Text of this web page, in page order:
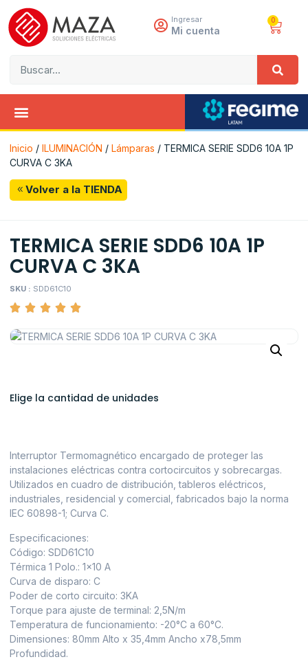
Ingresar
Mi cuenta
0
Inicio / ILUMINACIÓN / Lámparas / TERMICA SERIE SDD6 10A 1P
CURVA C 3KA
Volver a la TIENDA
TERMICA SERIE SDD6 10A 1P
CURVA C 3KA
SKU : SDD61C10
Elige la cantidad de unidades
Interruptor Termomagnético encargado de proteger las
instalaciones eléctricas contra cortocircuitos y sobrecargas.
Utilizados en cuadro de distribución, tableros eléctricos,
industriales, residencial y comercial, fabricados bajo la norma
IEC 60898-1; Curva C.
Especificaciones:
Código: SDD61C10
Térmica 1 Polo.: 1×10 A
Curva de disparo: C
Poder de corto circuito: 3KA
Torque para ajuste de terminal: 2,5N/m
Temperatura de funcionamiento: -20°C a 60°C.
Dimensiones: 80mm Alto x 35,4mm Ancho x78,5mm
Profundidad.